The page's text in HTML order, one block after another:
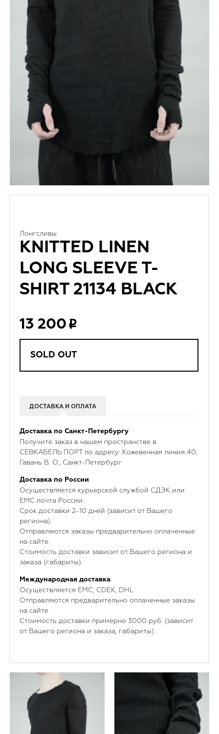
Лонгсливы
KNITTED LINEN
LONG SLEEVE T-
SHIRT 21134 BLACK
13 200
SOLD OUT
ДОСТАВКА И ОПЛАТА
Доставка по Санкт-Петербургу
Получите заказ в нашем пространстве в
СЕВКАБЕЛЬ ПОРТ по адресу: Кожевенная линия 40,
Гавань В. О., Санкт-Петербург
Доставка по России
Осуществляется курьерской службой СДЭК или
ЕМС почта России.
Срок доставки 2-10 дней (зависит от Вашего
региона).
Отправляются заказы предварительно оплаченные
на сайте.
Стоимость доставки зависит от Вашего региона и
заказа (габариты).
Международная доставка
Осуществляется ЕМС, CDEK, DHL
Отправляются предварительно оплаченные заказы
на сайте
Стоимость доставки примерно 3000 руб. (зависит
от Вашего региона и заказа, габариты).